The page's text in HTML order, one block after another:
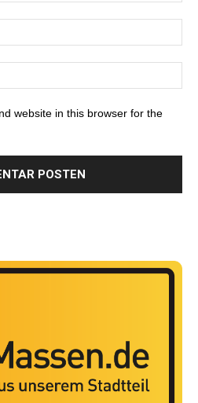
website in this browser for the